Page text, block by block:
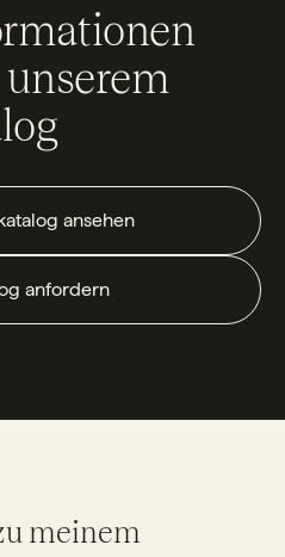
ansehen
anfordern
meinem